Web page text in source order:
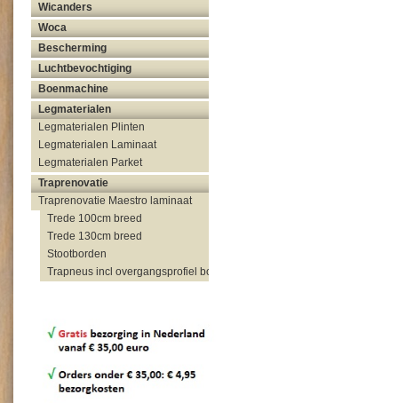
Wicanders
Woca
Bescherming
Luchtbevochtiging
Boenmachine
Legmaterialen
Legmaterialen Plinten
Legmaterialen Laminaat
Legmaterialen Parket
Traprenovatie
Traprenovatie Maestro laminaat
Trede 100cm breed
Trede 130cm breed
Stootborden
Trapneus incl overgangsprofiel bovenzijde trap